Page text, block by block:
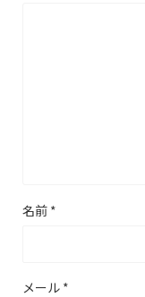
名前 *
メール *